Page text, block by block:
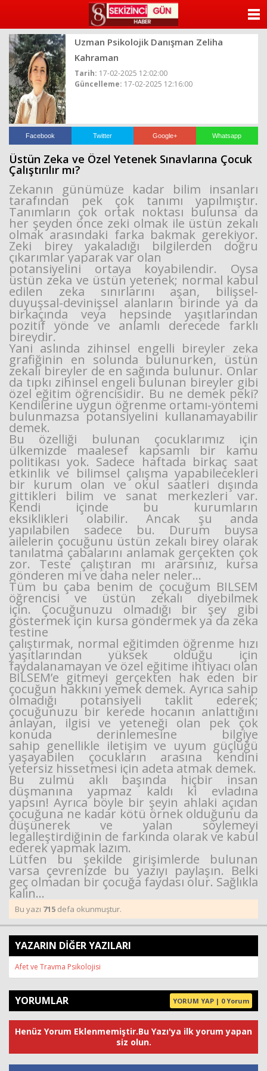
beylikdüzü
escort
beylikdüzü
escort
bayan
beylikdüzü
escort
bayan
escort
beylikdüzü
beylikdüzü
escort
Uzman Psikolojik Danışman Zeliha
Kahraman
Tarih: 17-02-2025 12:02:00
Güncelleme: 17-02-2025 12:16:00
Facebook Twitter Google+ Whatsapp
Üstün Zeka ve Özel Yetenek Sınavlarına Çocuk
Çalıştırılır mı?
Zekanın günümüze kadar bilim insanları
tarafından pek çok tanımı yapılmıştır.
Tanımların çok ortak noktası bulunsa da
her şeyden önce zeki olmak ile üstün zekalı
olmak arasındaki farka bakmak gerekiyor.
Zeki birey yakaladığı bilgilerden doğru
çıkarımlar yaparak var olan
potansiyelini ortaya koyabilendir. Oysa
üstün zeka ve üstün yetenek; normal kabul
edilen zeka sınırlarını aşan, bilişsel-
duyuşsal-devinişsel alanların birinde ya da
birkaçında veya hepsinde yaşıtlarından
pozitif yönde ve anlamlı derecede farklı
bireydir.
Yani aslında zihinsel engelli bireyler zeka
grafiğinin en solunda bulunurken, üstün
zekalı bireyler de en sağında bulunur. Onlar
da tıpkı zihinsel engeli bulunan bireyler gibi
özel eğitim öğrencisidir. Bu ne demek peki?
Kendilerine uygun öğrenme ortamı-yöntemi
bulunmazsapotansiyelini kullanamayabilir
demek.
Bu özelliği bulunan çocuklarımız için
ülkemizde maalesef kapsamlı bir kamu
politikası yok. Sadece haftada birkaç saat
etkinlik ve bilimsel çalışma yapabilecekleri
bir kurum olan ve okul saatleri dışında
gittikleri bilim ve sanat merkezleri var.
Kendi içinde bu kurumların
eksiklikleri olabilir. Ancak şu anda
yapılabilen sadece bu. Durum buysa
ailelerin çocuğunu üstün zekalı birey olarak
tanılatma çabalarını anlamak gerçekten çok
zor. Teste çalıştıran mı ararsınız, kursa
gönderen mi ve daha neler neler…
Tüm bu çaba benim de çocuğum BİLSEM
öğrencisi ve üstün zekalı diyebilmek
için. Çocuğunuzu olmadığı bir şey gibi
göstermek için kursa göndermek ya da zeka
testine
çalıştırmak, normal eğitimden öğrenme hızı
yaşıtlarından yüksek olduğu için
faydalanamayanve özel eğitime ihtiyacı olan
BİLSEM’e gitmeyi gerçekten hak eden bir
çocuğun hakkını yemek demek. Ayrıca sahip
olmadığı potansiyeli taklit ederek;
çocuğunuzu bir kerede hocanın anlattığını
anlayan, ilgisi ve yeteneği olan pek çok
konuda derinlemesine bilgiye
sahip genellikle iletişim ve uyum güçlüğü
yaşayabilen çocukların arasına kendini
yetersiz hissetmesi için adeta atmak demek.
Bu zulmü aklı başında hiçbir insan
düşmanına yapmaz kaldı ki evladına
yapsın!Ayrıca böyle bir şeyin ahlaki açıdan
çocuğuna ne kadar kötü örnek olduğunu da
düşünerek ve yalan söylemeyi
legalleştirdiğinin de farkında olarak ve kabul
ederek yapmak lazım.
Lütfen bu şekilde girişimlerde bulunan
varsa çevrenizde bu yazıyı paylaşın. Belki
geç olmadan bir çocuğa faydası olur. Sağlıkla
kalın…
Bu yazı 715 defa okunmuştur.
YAZARIN DİĞER YAZILARI
Afet ve Travma Psikolojisi
YORUMLAR YORUM YAP | 0 Yorum
Henüz Yorum Eklenmemiştir.Bu Yazı'ya ilk yorum yapan
siz olun.
KATEGORİLER
VİDEO GALERİ
KÜNYE
İLETİŞİM
Haberin Doğru Adresi.